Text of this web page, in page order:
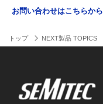
お問い合わせはこちらから
トップ NEXT製品 TOPICS